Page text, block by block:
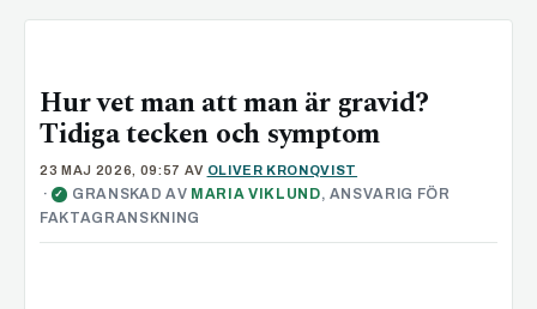
Hur vet man att man är gravid?
Tidiga tecken och symptom
23 MAJ 2026, 09:57 AV OLIVER KRONQVIST
· ✓ GRANSKAD AV MARIA VIKLUND, ANSVARIG FÖR
FAKTAGRANSKNING